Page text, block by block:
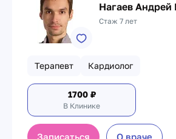
Нагаев Андрей
Стаж 7 лет
Терапевт Кардиолог
1700₽
В Клинике
Записаться О враче